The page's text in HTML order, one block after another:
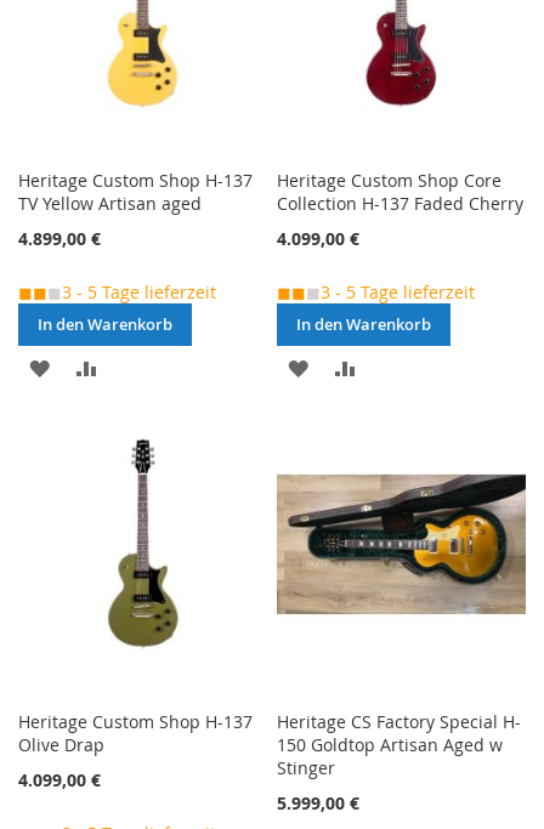
Heritage Custom Shop H-137
TV Yellow Artisan aged
4.899,00 €
◼◼◼3 - 5 Tage lieferzeit
In den Warenkorb
MERKEN
HINZUFÜGEN
Heritage Custom Shop Core
Collection H-137 Faded Cherry
4.099,00 €
◼◼◼3 - 5 Tage lieferzeit
In den Warenkorb
MERKEN
Heritage Custom Shop H-137
Olive Drap
4.099,00 €
Heritage CS Factory Special H-
150 Goldtop Artisan Aged w
Stinger
5.999,00 €